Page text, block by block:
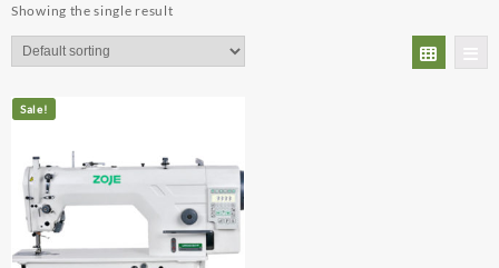
Showing the single result
Sale!